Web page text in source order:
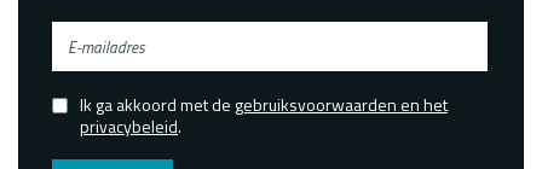
E-
mailadres
Confirmed
Ik ga akkoord met de gebruiksvoorwaarden en het
privacybeleid.